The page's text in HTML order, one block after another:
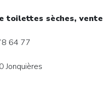
toilettes sèches, vente
64 77
Jonquières